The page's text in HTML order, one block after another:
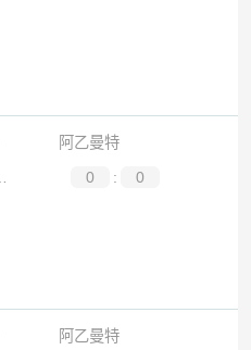
阿乙曼特
0 :
0
阿乙曼特